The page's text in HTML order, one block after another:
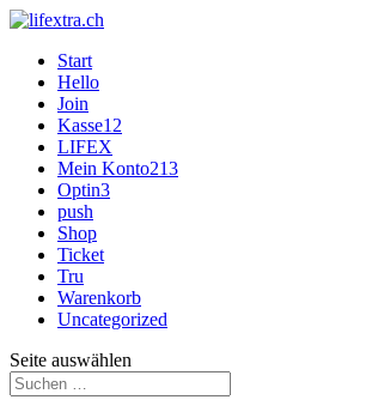
Start
Hello
Join
Kasse12
LIFEX
Mein Konto213
Optin3
push
Shop
Ticket
Tru
Warenkorb
Uncategorized
Seite auswählen